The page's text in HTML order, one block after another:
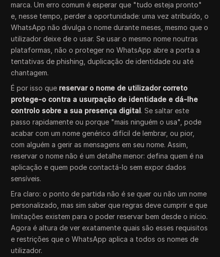
marca. Um erro comum é esperar que "tudo esteja pronto"
e, nesse tempo, perder a oportunidade: uma vez atribuído, o
WhatsApp não divulga o nome durante meses, mesmo que o
utilizador deixe de o usar. Se usar o mesmo nome noutras
plataformas, não o proteger no WhatsApp abre a porta a
tentativas de phishing, duplicação de identidade ou até
chantagem.
É por isso que reservar o nome de utilizador correto
protege-o contra a usurpação de identidade e dá-lhe
controlo sobre a sua presença digital. Se saltar este
passo rapidamente ou porque "mais ninguém o usa", pode
acabar com um nome genérico difícil de lembrar, ou pior,
com alguém a gerir as mensagens em seu nome. Assim,
reservar o nome não é um detalhe menor: defina quem é na
aplicação e quem pode contactá-lo sem expor dados
sensíveis.
Era claro: o ponto de partida não é se quer ou não um nome
personalizado, mas sim saber que regras deve cumprir e que
limitações existem para o poder reservar bem desde o início.
Agora é altura de ver exatamente quais são esses requisitos
e restrições que o WhatsApp aplica a todos os nomes de
utilizador.